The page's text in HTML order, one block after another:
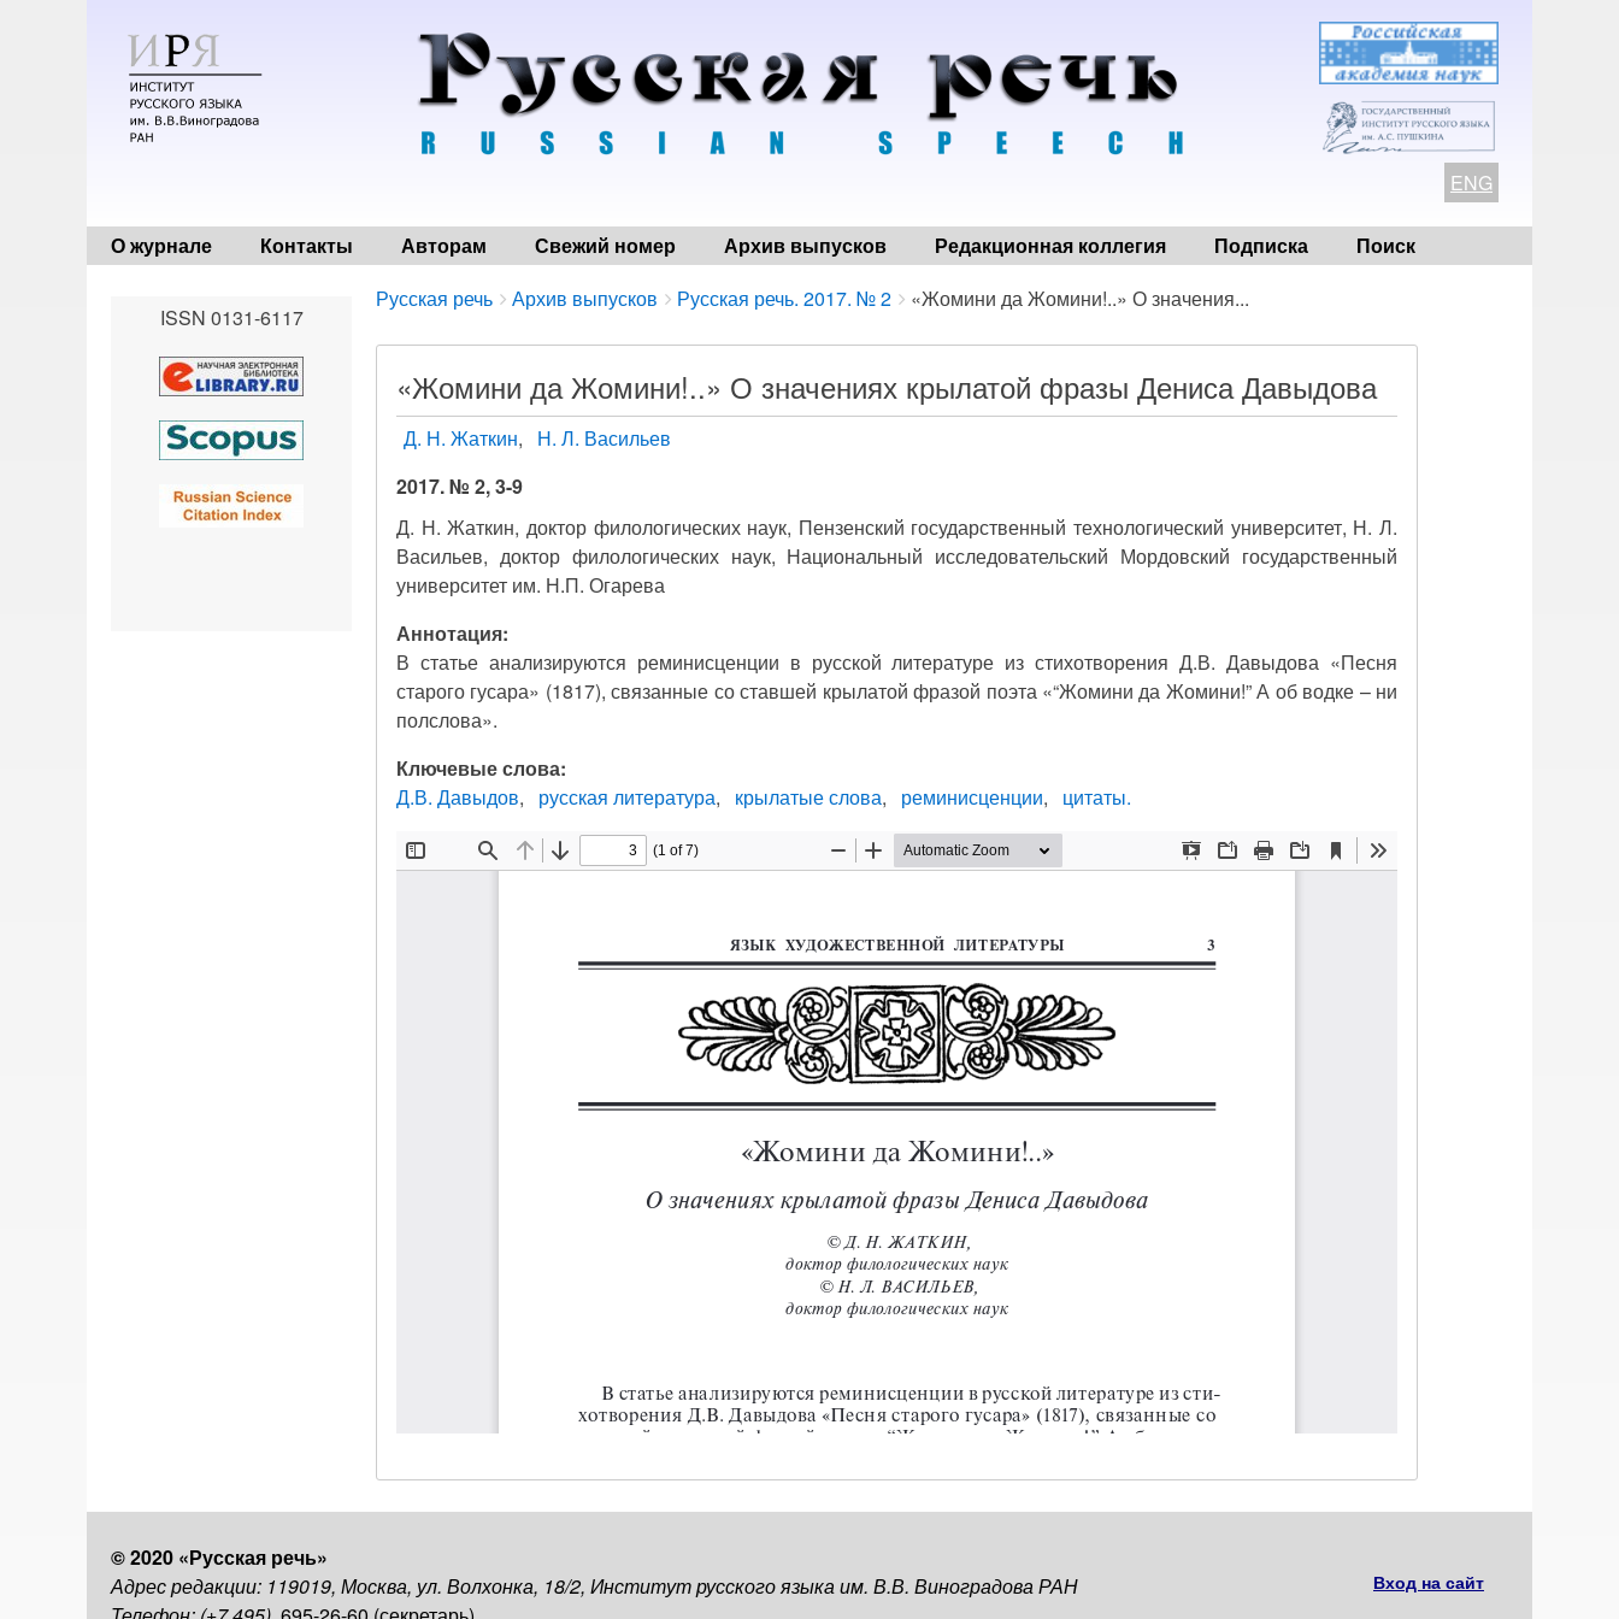
ENG
О журнале Контакты Авторам Свежий номер Архив выпусков Редакционная коллегия Подписка Поиск
Breadcrumbs
You
here:
Русская речь Архив выпусков Русская речь. 2017. № 2 «Жомини да Жомини!..» О значения...
«Жомини да Жомини!..» О значениях крылатой фразы Дениса Давыдова
Д. Н. Жаткин
Н. Л. Васильев
2017. № 2, 3-9
Д. Н. Жаткин, доктор филологических наук, Пензенский государственный технологический университет, Н. Л.
Васильев, доктор филологических наук, Национальный исследовательский Мордовский государственный
университет им. Н.П. Огарева
Аннотация:
В статье анализируются реминисценции в русской литературе из стихотворения Д.В. Давыдова «Песня
старого гусара» (1817), связанные со ставшей крылатой фразой поэта «“Жомини да Жомини!” А об водке – ни
полслова».
Ключевые слова:
Д.В. Давыдов
русская литература крылатые слова реминисценции цитаты.
ISSN 0131-6117
© 2020 «Русская речь»
Адрес редакции: 119019, Москва, ул. Волхонка, 18/2, Институт русского языка им. В.В. Виноградова РАН
Вход на сайт